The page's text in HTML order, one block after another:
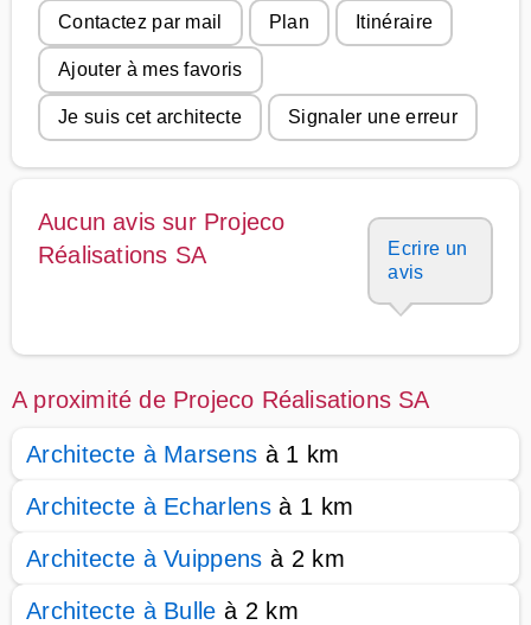
Contactez par mail Plan Itinéraire
Ajouter à mes favoris
Je suis cet architecte Signaler une erreur
Aucun avis sur Projeco
Réalisations SA
Ecrire un
avis
A proximité de Projeco Réalisations SA
Architecte à Marsens à 1 km
Architecte à Echarlens à 1 km
Architecte à Vuippens à 2 km
Architecte à Bulle à 2 km